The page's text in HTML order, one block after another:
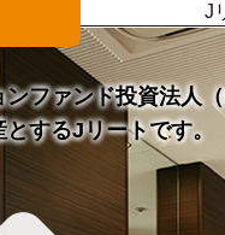
J
ファンド投資法人
するJリートです。